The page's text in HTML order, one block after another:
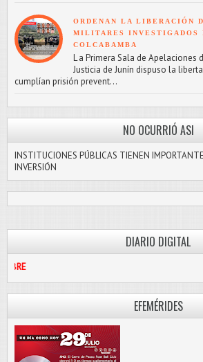
ORDENAN LA LIBERACIÓN
MILITARES INVESTIGADOS
COLCABAMBA
L a Primera Sala de Apelaciones
Justicia de Junín dispuso la
cumplían prisión prevent...
NO OCURRIÓ ASI
INSTITUCIONES PÚBLICAS TIENEN
INVERSIÓN
DIARIO DIGITAL
EFEMÉRIDES